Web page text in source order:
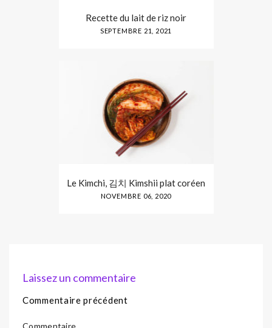
Recette du lait de riz noir
SEPTEMBRE 21, 2021
Le Kimchi, 김치 Kimshii plat coréen
NOVEMBRE 06, 2020
Laissez un commentaire
Commentaire précédent
Commentaire